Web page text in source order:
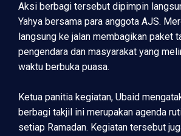
Aksi berbagi tersebut dipimpin
Yahya bersama para anggota AJS.
langsung ke jalan membagikan paket
pengendara dan masyarakat yang
waktu berbuka puasa.
Ketua panitia kegiatan, Ubaid
berbagi takjil ini merupakan agenda
setiap Ramadan. Kegiatan tersebut